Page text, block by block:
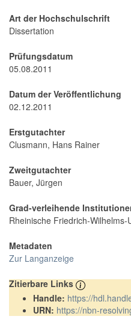
Art der Hochschulschrift
Dissertation
Prüfungsdatum
05.08.2011
Datum der Veröffentlichung
02.12.2011
Erstgutachter
Clusmann, Hans Rainer
Zweitgutachter
Bauer, Jürgen
Grad-verleihende
Rheinische Friedrich-Wilhelms-
Metadaten
Zur Langanzeige
Zitierbare Links
Handle: https://
URN: https://nbn-